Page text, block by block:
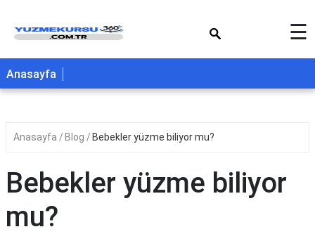
☰
Anasayfa
Anasayfa Blog Bebekler yüzme biliyor mu?
Bebekler yüzme biliyor
mu?